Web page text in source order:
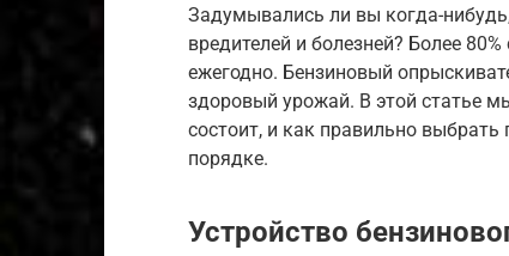
Задумывались ли вы когда-
вредителей и болезней? Более
ежегодно. Бензиновый
здоровый урожай. В этой статье
состоит, и как правильно
порядке.
Устройство